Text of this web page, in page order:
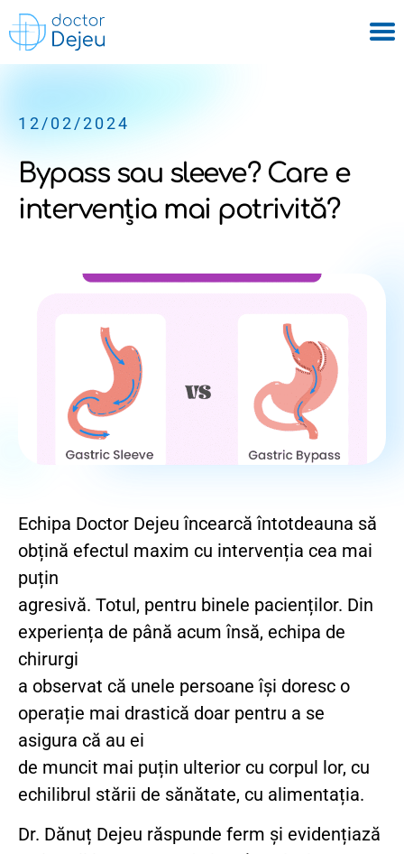
12/02/2024
Bypass sau sleeve? Care e
intervenția mai potrivită?
Echipa Doctor Dejeu încearcă întotdeauna să
obțină efectul maxim cu intervenția cea mai
puțin
agresivă. Totul, pentru binele pacienților. Din
experiența de până acum însă, echipa de
chirurgi
a observat că unele persoane își doresc o
operație mai drastică doar pentru a se
asigura că au ei
de muncit mai puțin ulterior cu corpul lor, cu
echilibrul stării de sănătate, cu alimentația.
Dr. Dănuț Dejeu răspunde ferm și evidențiază